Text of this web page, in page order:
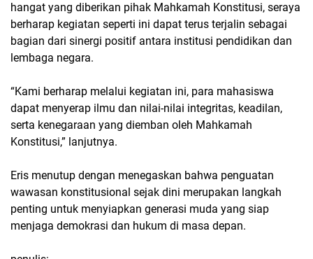
hangat yang diberikan pihak Mahkamah Konstitusi, seraya
berharap kegiatan seperti ini dapat terus terjalin sebagai
bagian dari sinergi positif antara institusi pendidikan dan
lembaga negara.
“Kami berharap melalui kegiatan ini, para mahasiswa
dapat menyerap ilmu dan nilai-nilai integritas, keadilan,
serta kenegaraan yang diemban oleh Mahkamah
Konstitusi,” lanjutnya.
Eris menutup dengan menegaskan bahwa penguatan
wawasan konstitusional sejak dini merupakan langkah
penting untuk menyiapkan generasi muda yang siap
menjaga demokrasi dan hukum di masa depan.